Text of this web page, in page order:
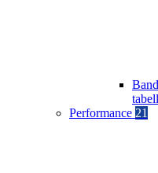
Performance 21